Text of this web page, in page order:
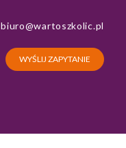
biuro@wartoszkolic.pl
WYŚLIJ ZAPYTANIE